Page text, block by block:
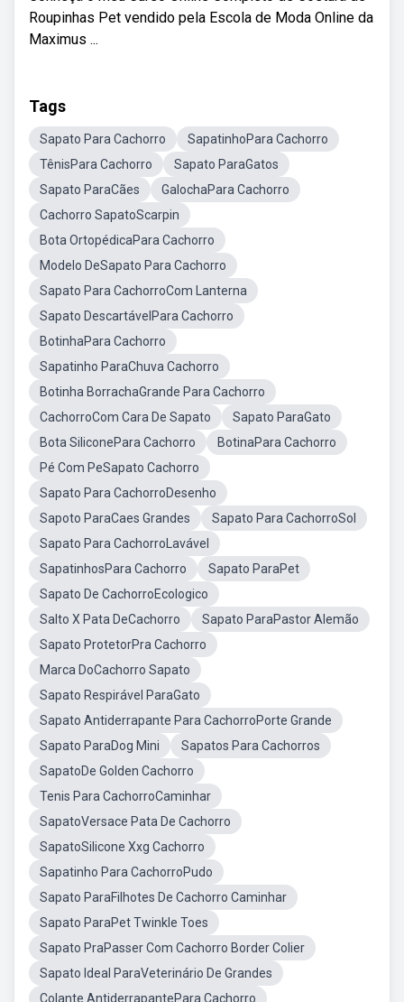
Roupinhas Pet vendido pela Escola de Moda Online da
Maximus ...
Tags
Sapato Para Cachorro
SapatinhoPara Cachorro
TênisPara Cachorro
Sapato ParaGatos
Sapato ParaCães
GalochaPara Cachorro
Cachorro SapatoScarpin
Bota OrtopédicaPara Cachorro
Modelo DeSapato Para Cachorro
Sapato Para CachorroCom Lanterna
Sapato DescartávelPara Cachorro
BotinhaPara Cachorro
Sapatinho ParaChuva Cachorro
Botinha BorrachaGrande Para Cachorro
CachorroCom Cara De Sapato
Sapato ParaGato
Bota SiliconePara Cachorro
BotinaPara Cachorro
Pé Com PeSapato Cachorro
Sapato Para CachorroDesenho
Sapoto ParaCaes Grandes
Sapato Para CachorroSol
Sapato Para CachorroLavável
SapatinhosPara Cachorro
Sapato ParaPet
Sapato De CachorroEcologico
Salto X Pata DeCachorro
Sapato ParaPastor Alemão
Sapato ProtetorPra Cachorro
Marca DoCachorro Sapato
Sapato Respirável ParaGato
Sapato Antiderrapante Para CachorroPorte Grande
Sapato ParaDog Mini
Sapatos Para Cachorros
SapatoDe Golden Cachorro
Tenis Para CachorroCaminhar
SapatoVersace Pata De Cachorro
SapatoSilicone Xxg Cachorro
Sapatinho Para CachorroPudo
Sapato ParaFilhotes De Cachorro Caminhar
Sapato ParaPet Twinkle Toes
Sapato PraPasser Com Cachorro Border Colier
Sapato Ideal ParaVeterinário De Grandes
Colante AntiderrapantePara Cachorro